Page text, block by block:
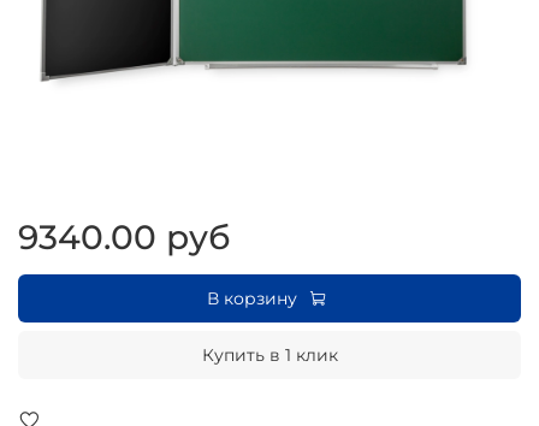
9340.00 руб
В корзину
Купить в 1 клик